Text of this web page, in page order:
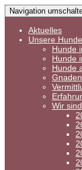
Navigation
Aktuelles
Unsere Hunde
Hunde
Hunde
Hunde
Wir